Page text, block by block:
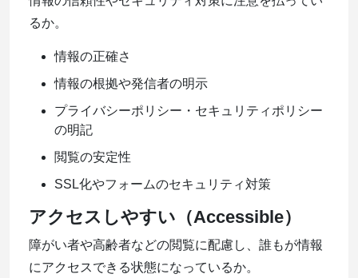
るか。
情報の正確さ
情報の根拠や発信者の明示
プライバシーポリシー・セキュリティポリシー
の明記
閲覧の安定性
SSL化やフォームのセキュリティ対策
アクセスしやすい（Accessible）
障がい者や高齢者などの閲覧に配慮し、誰もが情報
にアクセスできる状態になっているか。